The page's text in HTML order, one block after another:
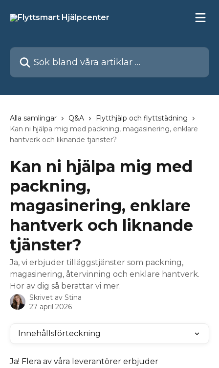
Sök bland våra artiklar …
Alla samlingar Q&A
Flytthjälp och flyttstädning
Kan ni hjälpa mig med packning, magasinering, enklare
hantverk och liknande tjänster?
Kan ni hjälpa mig med
packning,
magasinering, enklare
hantverk och liknande
tjänster?
Ja, vi erbjuder tilläggstjänster som packning,
magasinering, återvinning och enklare hantverk.
Hör av dig så berättar vi mer.
Skrivet av Stina
27 april 2026
Innehållsförteckning
Ja! Flera av våra leverantörer erbjuder